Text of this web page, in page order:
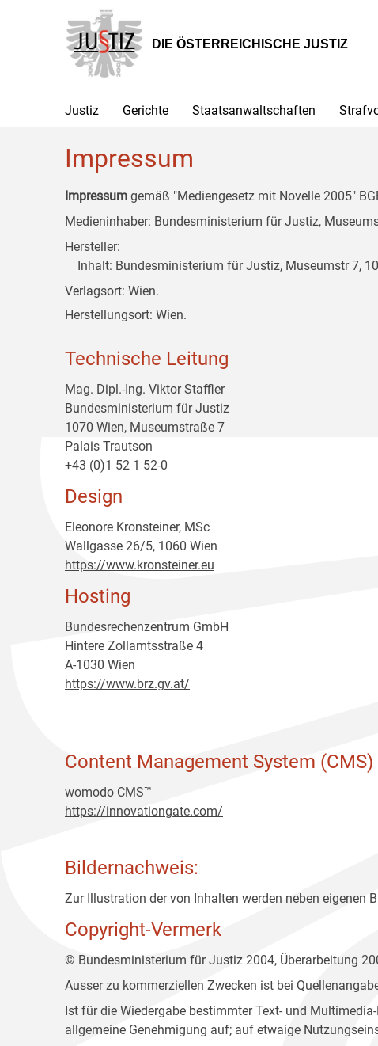
Hauptnavigation
[1]
Inhalt
[2]
Untermenü
[3]
DIE ÖSTERREICHISCHE JUSTIZ
Justiz Gerichte Staatsanwaltschaften
Impressum
Impressum gemäß "Mediengesetz mit Novelle 2005"
Medieninhaber: Bundesministerium für Justiz,
Hersteller:
Inhalt: Bundesministerium für Justiz, Museumstr 7,
Verlagsort: Wien.
Herstellungsort: Wien.
Technische Leitung
Mag. Dipl.-Ing. Viktor Staffler
Bundesministerium für Justiz
1070 Wien, Museumstraße 7
Palais Trautson
+43 (0)1 52 1 52-0
Design
Eleonore Kronsteiner, MSc
Wallgasse 26/5, 1060 Wien
https://www.kronsteiner.eu
Hosting
Bundesrechenzentrum GmbH
Hintere Zollamtsstraße 4
A-1030 Wien
https://www.brz.gv.at/
Content Management System (CMS)
womodo CMS™
https://innovationgate.com/
Bildernachweis:
Zur Illustration der von Inhalten werden neben eigenen
Copyright-Vermerk
© Bundesministerium für Justiz 2004, Überarbeitung
Ausser zu kommerziellen Zwecken ist bei
Ist für die Wiedergabe bestimmter Text- und
allgemeine Genehmigung auf; auf etwaige